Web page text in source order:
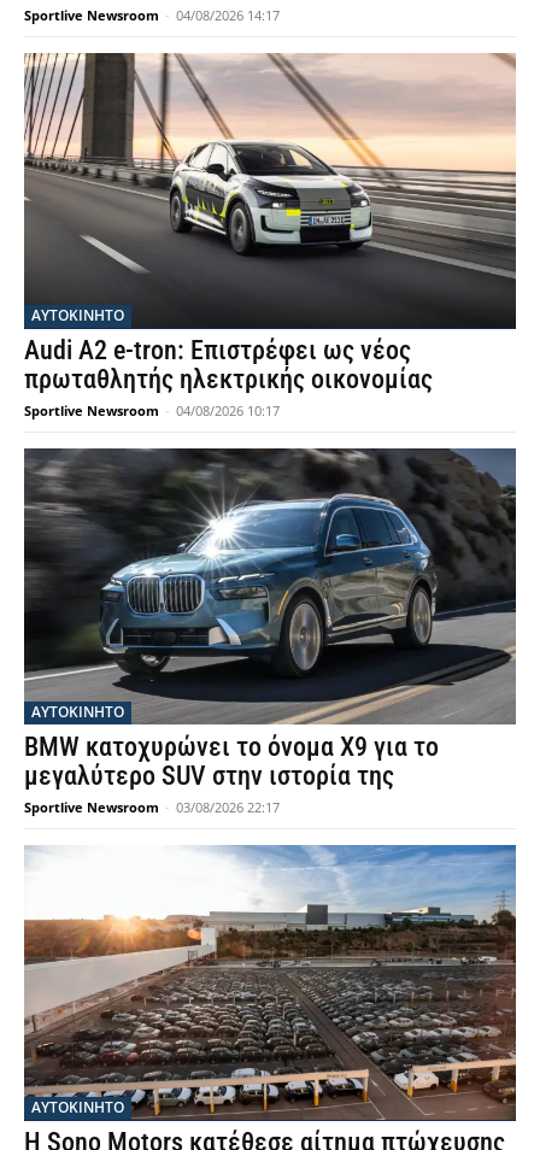
Sportlive Newsroom - 04/08/2026 14:17
ΑΥΤΟΚΙΝΗΤΟ
Audi A2 e-tron: Επιστρέφει ως νέος
πρωταθλητής ηλεκτρικής οικονομίας
Sportlive Newsroom - 04/08/2026 10:17
ΑΥΤΟΚΙΝΗΤΟ
BMW κατοχυρώνει το όνομα X9 για το
μεγαλύτερο SUV στην ιστορία της
Sportlive Newsroom - 03/08/2026 22:17
ΑΥΤΟΚΙΝΗΤΟ
Η Sono Motors κατέθεσε αίτημα πτώχευσης